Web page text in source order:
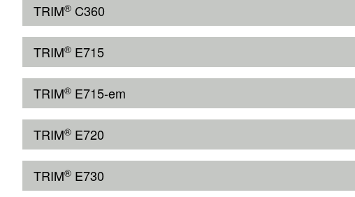
TRIM® C360
TRIM® E715
TRIM® E715-em
TRIM® E720
TRIM® E730